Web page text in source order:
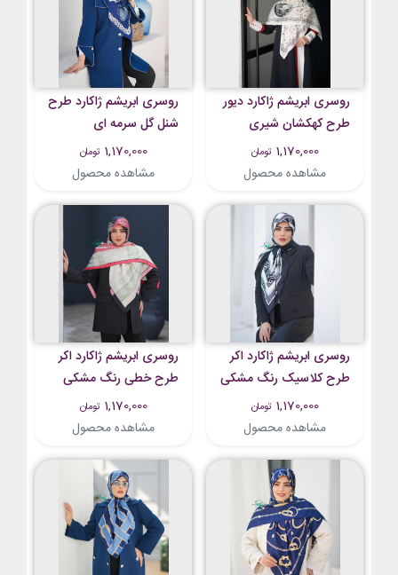
روسری ابریشم ژاکارد دیور
طرح کهکشان شیری
1,170,000 تومان
مشاهده محصول
روسری ابریشم ژاکارد طرح
شنل گل سرمه ای
1,170,000 تومان
مشاهده محصول
روسری ابریشم ژاکارد اکر
طرح کلاسیک رنگ مشکی
نقره ای1,170,000 تومان
مشاهده محصول
روسری ابریشم ژاکارد اکر
طرح خطی رنگ مشکی
1,170,000 تومان
مشاهده محصول